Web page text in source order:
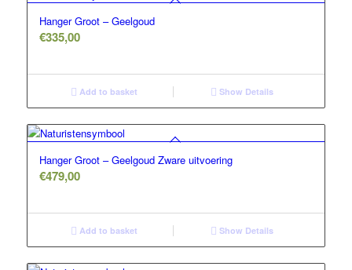
Hanger Groot – Geelgoud
€335,00
Add to basket Show Details
Hanger Groot – Geelgoud Zware uitvoering
€479,00
Add to basket Show Details